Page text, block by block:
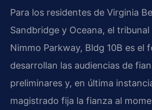
Para los residentes de Virginia
Sandbridge y Oceana, el
Nimmo Parkway, Bldg 10B es el
desarrollan las audiencias de
preliminares y, en última
magistrado fija la fianza al